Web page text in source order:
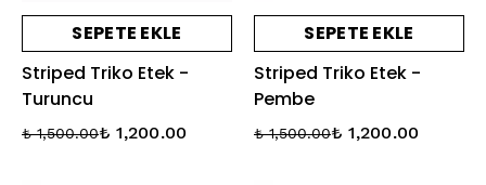
SEPETE EKLE
Striped Triko Etek -
Turuncu
₺ 1,500.00₺ 1,200.00
SEPETE EKLE
Striped Triko Etek -
Pembe
₺ 1,500.00₺ 1,200.00